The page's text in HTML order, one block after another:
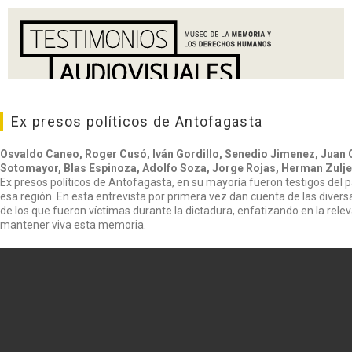
Ex presos políticos de Antofagasta
Osvaldo Caneo, Roger Cusó, Iván Gordillo, Senedio Jimenez,
Sotomayor, Blas Espinoza, Adolfo Soza, Jorge Rojas, Herman
Ex presos políticos de Antofagasta, en su mayoría fueron testigos del
esa región. En esta entrevista por primera vez dan cuenta de las
de los que fueron víctimas durante la dictadura, enfatizando en la
mantener viva esta memoria.